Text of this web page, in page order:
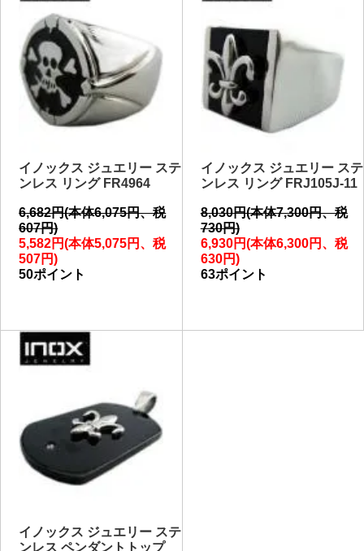
イノックス ジュエリー ステ
ンレス リング FR4964
6,682円(本体6,075円、税
607円)
5,582円(本体5,075円、税
507円)
50ポイント
イノックス ジュエリー ステ
ンレス リング FRJ105J-11
8,030円(本体7,300円、税
730円)
6,930円(本体6,300円、税
630円)
63ポイント
イノックス ジュエリー ステ
ンレス ペンダントトップ